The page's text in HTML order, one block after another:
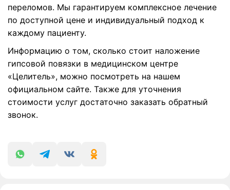
переломов. Мы гарантируем комплексное лечение
по доступной цене и индивидуальный подход к
каждому пациенту.
Информацию о том, сколько стоит наложение
гипсовой повязки в медицинском центре
«Целитель», можно посмотреть на нашем
официальном сайте. Также для уточнения
стоимости услуг достаточно заказать обратный
звонок.